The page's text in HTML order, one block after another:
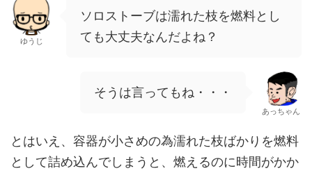
ゆうじ
ソロストーブは濡れた枝を燃料とし
ても大丈夫なんだよね？
そうは言ってもね・・・
あっちゃん
とはいえ、容器が小さめの為濡れた枝ばかりを燃料
として詰め込んでしまうと、燃えるのに時間がかか